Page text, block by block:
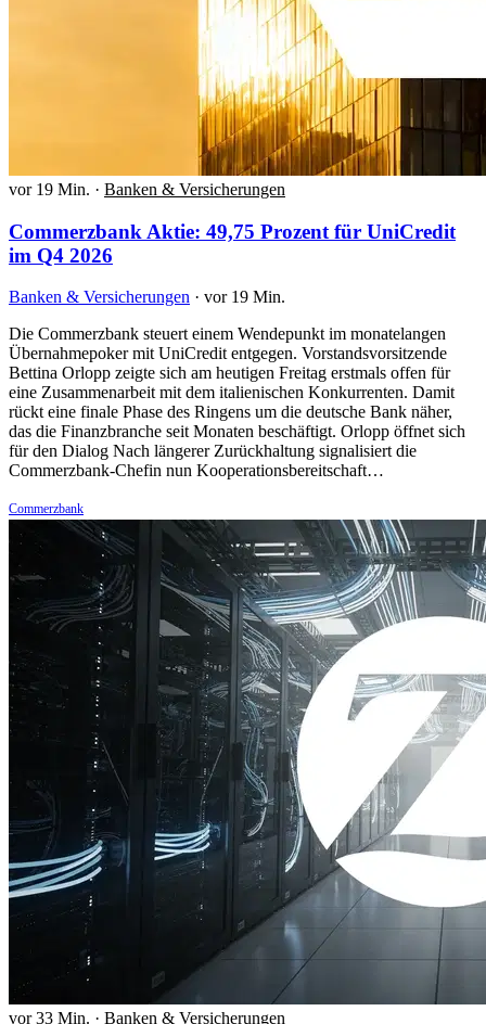
vor 19 Min. · Banken & Versicherungen
Commerzbank Aktie: 49,75 Prozent für UniCredit
im Q4 2026
Banken & Versicherungen · vor 19 Min.
Die Commerzbank steuert einem Wendepunkt im monatelangen
Übernahmepoker mit UniCredit entgegen. Vorstandsvorsitzende
Bettina Orlopp zeigte sich am heutigen Freitag erstmals offen für
eine Zusammenarbeit mit dem italienischen Konkurrenten. Damit
rückt eine finale Phase des Ringens um die deutsche Bank näher,
das die Finanzbranche seit Monaten beschäftigt. Orlopp öffnet sich
für den Dialog Nach längerer Zurückhaltung signalisiert die
Commerzbank-Chefin nun Kooperationsbereitschaft…
Commerzbank
vor 33 Min. · Banken & Versicherungen